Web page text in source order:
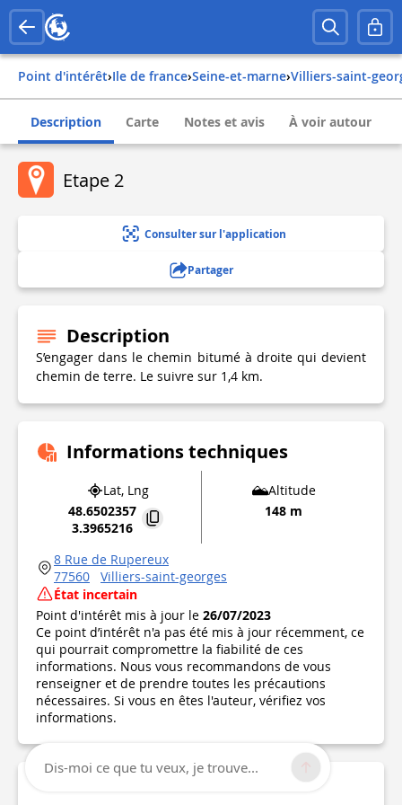
Point d'intérêt› ile de france› seine-et-marne› villiers-saint-
Description Carte Notes et avis À voir autour
Etape 2
Consulter sur l'application
Partager
Description
S’engager dans le chemin bitumé à droite qui devient
chemin de terre. Le suivre sur 1,4 km.
Informations techniques
Lat, Lng
48.6502357
3.3965216
Altitude
148 m
8 Rue de Rupereux
77560
Villiers-saint-georges
État incertain
Point d'intérêt mis à jour le 26/07/2023
Ce point d’intérêt n'a pas été mis à jour récemment, ce
qui pourrait compromettre la fiabilité de ces
informations. Nous vous recommandons de vous
renseigner et de prendre toutes les précautions
nécessaires. Si vous en êtes l'auteur, vérifiez vos
informations.
Dis-moi ce que tu veux, je trouve...